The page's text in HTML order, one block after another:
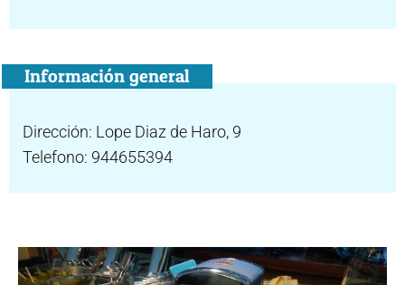
Información general
Dirección: Lope Diaz de Haro, 9
Telefono: 944655394